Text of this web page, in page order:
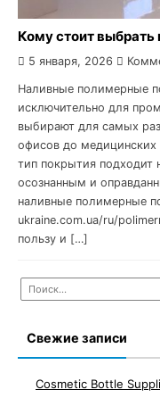
Кому стоит
5 января, 2026
Наливные полимерные
исключительно для
выбирают для самых
офисов до медицинских
тип покрытия
осознанным и
наливные полимерные
ukraine.com.ua/ru/
пользу и […]
Найти:
Свежие записи
Cosmetic Bottle